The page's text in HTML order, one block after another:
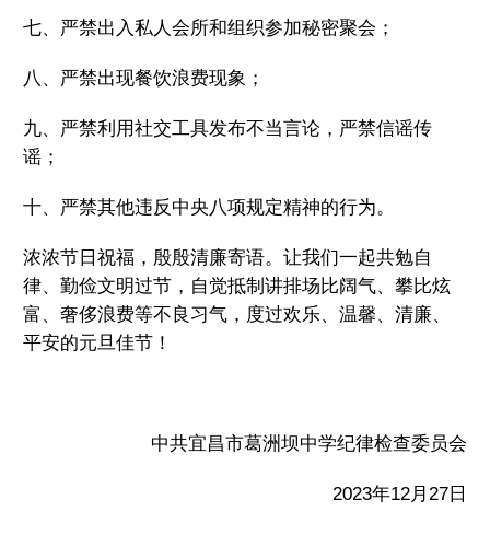
七、严禁出入私人会所和组织参加秘密聚会；
八、严禁出现餐饮浪费现象；
九、严禁利用社交工具发布不当言论，严禁信谣传
谣；
十、严禁其他违反中央八项规定精神的行为。
浓浓节日祝福，殷殷清廉寄语。让我们一起共勉自
律、勤俭文明过节，自觉抵制讲排场比阔气、攀比炫
富、奢侈浪费等不良习气，度过欢乐、温馨、清廉、
平安的元旦佳节！
中共宜昌市葛洲坝中学纪律检查委员会
2023年12月27日